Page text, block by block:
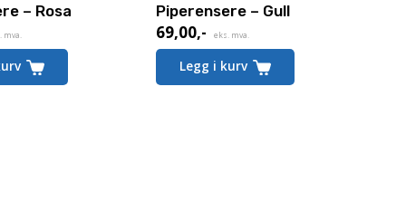
– Rosa
mva.
Piperensere – Gull
69,00,- eks. mva.
Legg i kurv